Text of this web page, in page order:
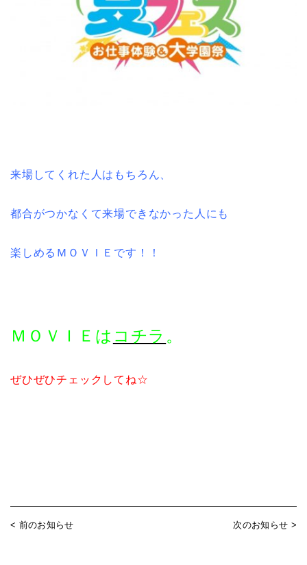
来場してくれた人はもちろん、
都合がつかなくて来場できなかった人にも
楽しめるＭＯＶＩＥです！！
ＭＯＶＩＥは コチラ 。
ぜひぜひチェックしてね☆
< 前のお知らせ 次のお知らせ >